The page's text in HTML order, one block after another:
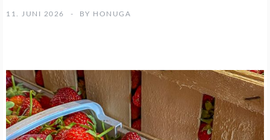
Z
E
P
T
E
11. JUNI 2026 BY HONUGA